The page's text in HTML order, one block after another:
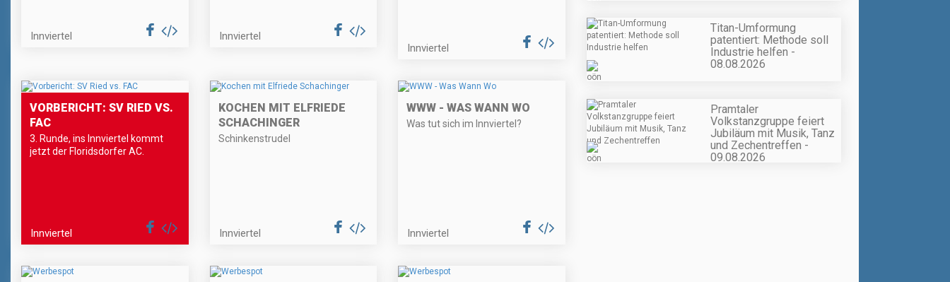
Innviertel Innviertel
Innviertel
VORBERICHT: SV RIED VS.
FAC
3. Runde, ins Innviertel kommt
jetzt der Floridsdorfer AC.
Innviertel
KOCHEN MIT ELFRIEDE
SCHACHINGER
Schinkenstrudel
Innviertel
WWW - WAS WANN WO
Was tut sich im Innviertel?
Innviertel
Titan-Umformung
patentiert: Methode soll
Industrie helfen -
08.08.2026
Pramtaler
Volkstanzgruppe feiert
Jubiläum mit Musik, Tanz
und Zechentreffen -
09.08.2026